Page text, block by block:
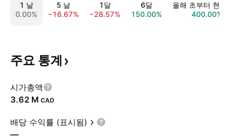
1 날
0.00%
5 날
−16.67%
1달
−28.57%
6달
150.00%
올해 초부터 현재
400.00%
주요 통계
시가총액
‪3.62 M‬ CAD
배당 수익률 (표시됨)
—